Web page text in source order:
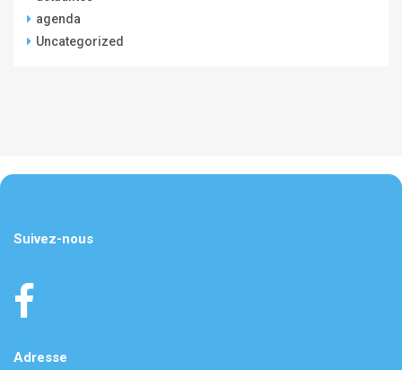
agenda
Uncategorized
Suivez-nous
Adresse